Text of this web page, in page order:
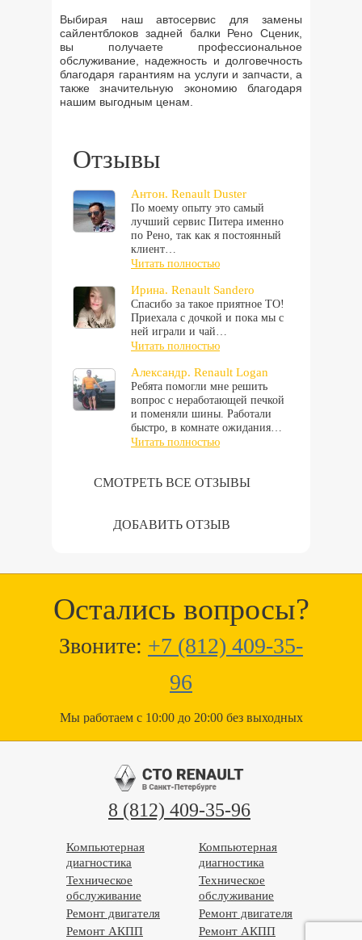
Выбирая наш автосервис для замены
сайлентблоков задней балки Рено Сценик,
вы получаете профессиональное
обслуживание, надежность и долговечность
благодаря гарантиям на услуги и запчасти, а
также значительную экономию благодаря
нашим выгодным ценам.
Отзывы
Антон. Renault Duster
По моему опыту это самый
лучший сервис Питера именно
по Рено, так как я постоянный
клиент…
Читать полностью
Ирина. Renault Sandero
Спасибо за такое приятное ТО!
Приехала с дочкой и пока мы с
ней играли и чай…
Читать полностью
Александр. Renault Logan
Ребята помогли мне решить
вопрос с неработающей печкой
и поменяли шины. Работали
быстро, в комнате ожидания…
Читать полностью
СМОТРЕТЬ ВСЕ ОТЗЫВЫ
ДОБАВИТЬ ОТЗЫВ
Остались вопросы?
Звоните: +7 (812) 409-35-
96
Мы работаем с 10:00 до 20:00 без выходных
8 (812) 409-35-96
Компьютерная
диагностика
Техническое
обслуживание
Ремонт двигателя
Ремонт АКПП
Компьютерная
диагностика
Техническое
обслуживание
Ремонт двигателя
Ремонт АКПП